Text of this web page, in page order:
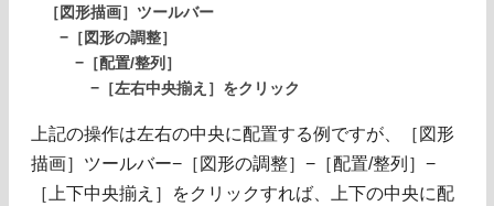
［図形描画］ツールバー
−［図形の調整］
−［配置/整列］
−［左右中央揃え］をクリック
上記の操作は左右の中央に配置する例ですが、［図形
描画］ツールバー−［図形の調整］−［配置/整列］−
［上下中央揃え］をクリックすれば、上下の中央に配